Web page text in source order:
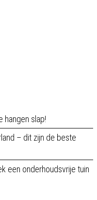
hangen slap!
– dit zijn de beste
een onderhoudsvrije tuin